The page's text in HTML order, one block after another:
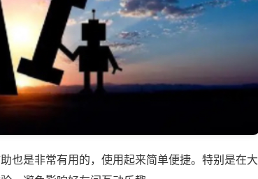
也是非常有用的，使用起来简单便捷。特别是在大